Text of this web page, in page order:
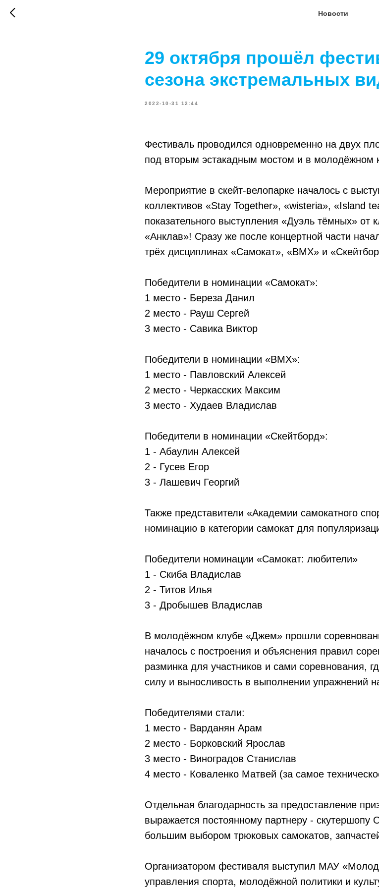
Новости
29 октября прошёл
сезона экстремальных
2022-10-31 12:44
Фестиваль проводился одновременно на двух
под вторым эстакадным мостом и в молодёжном
Мероприятие в скейт-велопарке началось с
коллективов «Stay Together», «wisteria», «Island
показательного выступления «Дуэль тёмных» от
«Анклав»! Сразу же после концертной части
трёх дисциплинах «Самокат», «BMX» и
Победители в номинации «Самокат»:
1 место - Береза Данил
2 место - Рауш Сергей
3 место - Савика Виктор
Победители в номинации «BMX»:
1 место - Павловский Алексей
2 место - Черкасских Максим
3 место - Худаев Владислав
Победители в номинации «Скейтборд»:
1 - Абаулин Алексей
2 - Гусев Егор
3 - Лашевич Георгий
Также представители «Академии самокатного
номинацию в категории самокат для
Победители номинации «Самокат: любители»
1 - Скиба Владислав
2 - Титов Илья
3 - Дробышев Владислав
В молодёжном клубе «Джем» прошли
началось с построения и объяснения правил
разминка для участников и сами соревнования,
силу и выносливость в выполнении упражнений
Победителями стали:
1 место - Варданян Арам
2 место - Борковский Ярослав
3 место - Виноградов Станислав
4 место - Коваленко Матвей (за самое
Отдельная благодарность за предоставление
выражается постоянному партнеру - скутершопу
большим выбором трюковых самокатов,
Организатором фестиваля выступил МАУ
управления спорта, молодёжной политики и